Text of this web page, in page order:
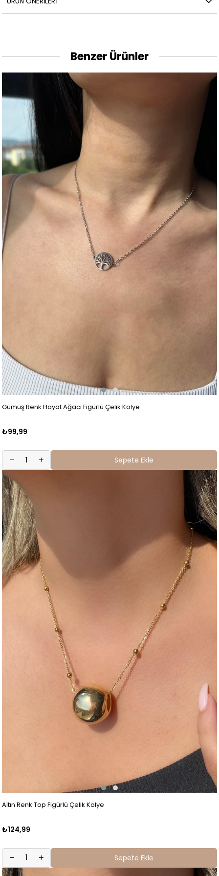
Benzer Ürünler
Gümüş Renk Hayat Ağacı Figürlü Çelik Kolye
₺99,99
Sepete Ekle
Altın Renk Top Figürlü Çelik Kolye
₺124,99
Sepete Ekle